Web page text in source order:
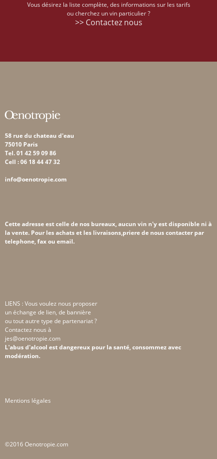
Vous désirez la liste complète, des informations sur les tarifs
ou cherchez un vin particulier ?
>> Contactez nous
58 rue du chateau d'eau
75010 Paris
Tel. 01 42 59 09 86
Cell : 06 18 44 47 32
info@oenotropie.com
Cette adresse est celle de nos bureaux, aucun vin n'y est disponible ni à
la vente. Pour les achats et les livraisons,priere de nous contacter par
telephone, fax ou email.
LIENS : Vous voulez nous proposer
un échange de lien, de bannière
ou tout autre type de partenariat ?
Contactez nous à
jes@oenotropie.com
L'abus d'alcool est dangereux pour la santé, consommez avec
modération.
Mentions légales
©2016 Oenotropie.com